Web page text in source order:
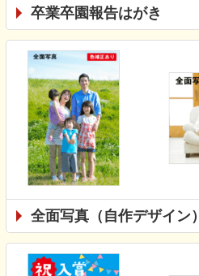
卒業卒園報告はがき
全面写真（自作デザイン）